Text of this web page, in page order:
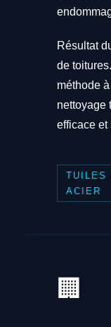
Résultat
de
méthode
nettoyage
efficace et
TUILES
ACIER
🏢